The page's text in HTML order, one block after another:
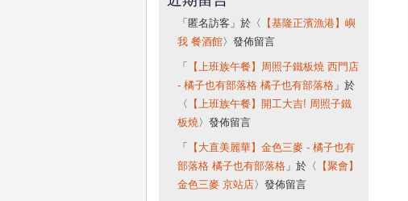
「 匿名訪客 」於〈
【基隆正濱漁港】嶼
我 餐酒館〉發佈留言
「
【上班族午餐】周照子鐵板燒 西門店
- 橘子也有部落格 橘子也有部落格」於
〈
【上班族午餐】開工大吉! 周照子鐵
板燒〉發佈留言
「
【大直美麗華】金色三麥 - 橘子也有
部落格 橘子也有部落格」於〈
【聚會】
金色三麥 京站店 〉發佈留言